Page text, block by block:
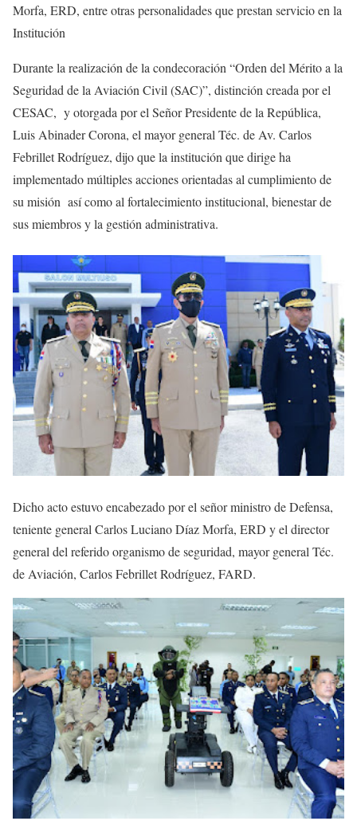
Morfa, ERD, entre otras personalidades que prestan servicio en la
Institución
Durante la realización de la condecoración “Orden del Mérito a la
Seguridad de la Aviación Civil (SAC)”, distinción creada por el
CESAC, y otorgada por el Señor Presidente de la República,
Luis Abinader Corona, el mayor general Téc. de Av. Carlos
Febrillet Rodríguez, dijo que la institución que dirige ha
implementado múltiples acciones orientadas al cumplimiento de
su misión así como al fortalecimiento institucional, bienestar de
sus miembros y la gestión administrativa.
Dicho acto estuvo encabezado por el señor ministro de Defensa,
teniente general Carlos Luciano Díaz Morfa, ERD y el director
general del referido organismo de seguridad, mayor general Téc.
de Aviación, Carlos Febrillet Rodríguez, FARD.